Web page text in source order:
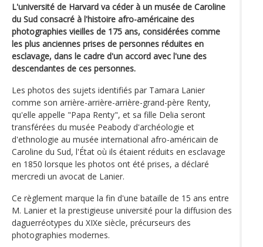
L'université de Harvard va céder à un musée de Caroline
du Sud consacré à l'histoire afro-américaine des
photographies vieilles de 175 ans, considérées comme
les plus anciennes prises de personnes réduites en
esclavage, dans le cadre d'un accord avec l'une des
descendantes de ces personnes.
Les photos des sujets identifiés par Tamara Lanier
comme son arrière-arrière-arrière-grand-père Renty,
qu'elle appelle "Papa Renty", et sa fille Delia seront
transférées du musée Peabody d'archéologie et
d'ethnologie au musée international afro-américain de
Caroline du Sud, l'État où ils étaient réduits en esclavage
en 1850 lorsque les photos ont été prises, a déclaré
mercredi un avocat de Lanier.
Ce règlement marque la fin d'une bataille de 15 ans entre
M. Lanier et la prestigieuse université pour la diffusion des
daguerréotypes du XIXe siècle, précurseurs des
photographies modernes.